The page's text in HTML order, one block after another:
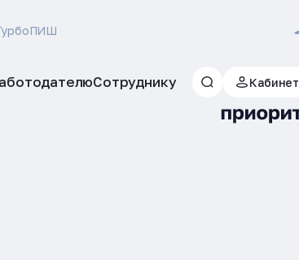
Сотруднику
Кабинет